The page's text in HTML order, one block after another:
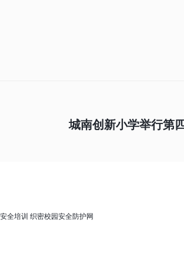
城南创新小学举行第